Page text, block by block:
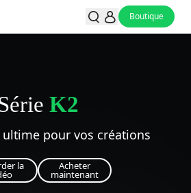
Boutique
K2
ultime pour vos créations
la Acheter
maintenant